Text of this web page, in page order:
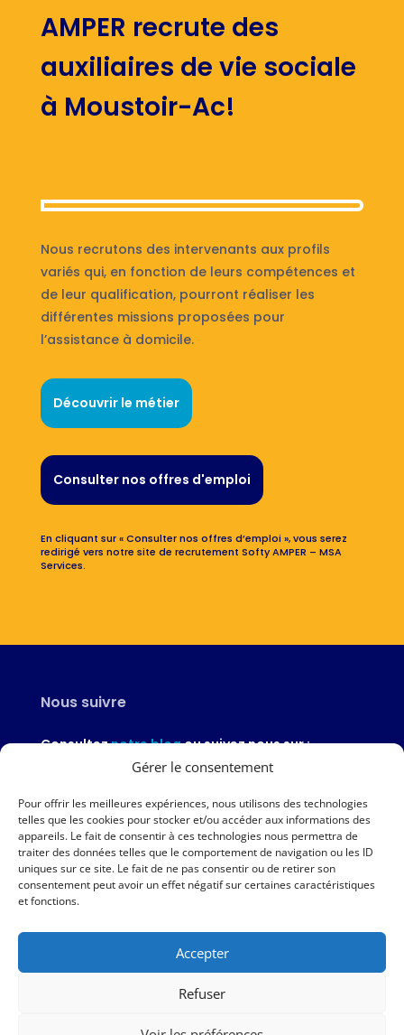
Gérer le consentement
Pour offrir les meilleures expériences, nous utilisons des technologies
telles que les cookies pour stocker et/ou accéder aux informations des
appareils. Le fait de consentir à ces technologies nous permettra de
traiter des données telles que le comportement de navigation ou les ID
uniques sur ce site. Le fait de ne pas consentir ou de retirer son
consentement peut avoir un effet négatif sur certaines caractéristiques
et fonctions.
Accepter
Refuser
AMPER recrute des
auxiliaires de vie sociale
à Moustoir-Ac!
Nous recrutons des intervenants aux profils
variés qui, en fonction de leurs compétences et
de leur qualification, pourront réaliser les
différentes missions proposées pour
l’assistance à domicile.
Découvrir le métier
Consulter nos offres d'emploi
En cliquant sur « Consulter nos offres d’emploi », vous serez
redirigé vers notre site de recrutement Softy AMPER – MSA
Services.
Nous suivre
Consulteznotre blogou suivez nous sur :
Nous contacter
02 97 46 51 97
Nous écrire
AMPER – 6 avenue du Général Borgnis-Desbordes – VANNES